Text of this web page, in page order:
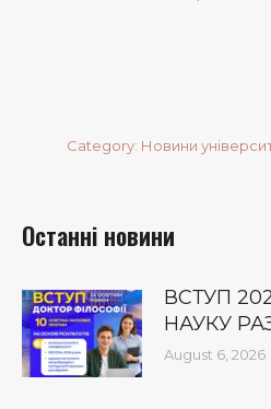
Category: Новини
Останні новини
ВСТУП
НАУКУ
August 6, 2026